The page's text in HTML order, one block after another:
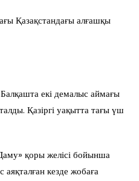
Қазақстандағы алғашқы
екі демалыс аймағы
Қазіргі уақытта тағы үш
қоры желісі бойынша
аяқталған кезде жобаға